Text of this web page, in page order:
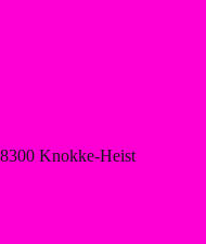
Knokke-Heist